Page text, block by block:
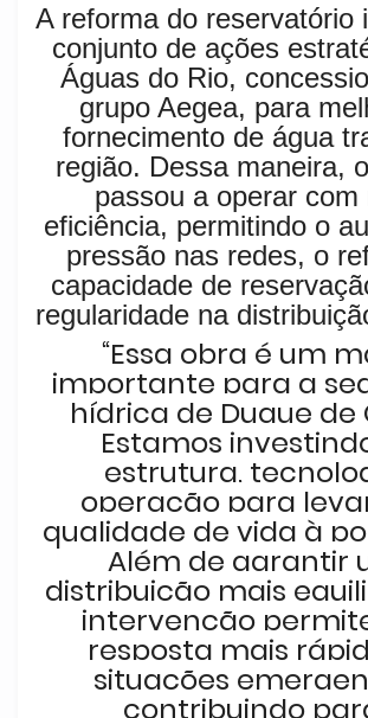
A reforma do reservatório
conjunto de ações
Águas do Rio,
grupo Aegea, para
fornecimento de água
região. Dessa maneira,
passou a operar com
eficiência, permitindo o
pressão nas redes, o
capacidade de
regularidade na
“Essa obra é um
importante para a
hídrica de Duque de
Estamos
estrutura,
operação para
qualidade de vida à
Além de garantir
distribuição mais
intervenção
resposta mais
situações
contribuindo